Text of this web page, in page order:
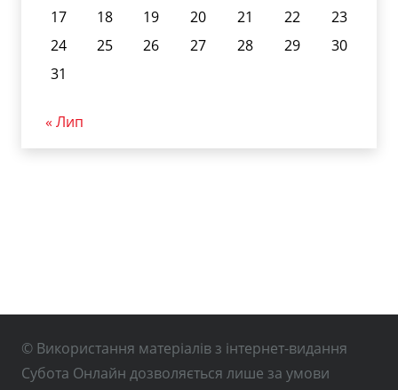
17
18 19 20 21 22
23
24
25 26 27 28 29
30
31
« Лип
© Використання матеріалів з інтернет-видання
Субота Онлайн дозволяється лише за умови